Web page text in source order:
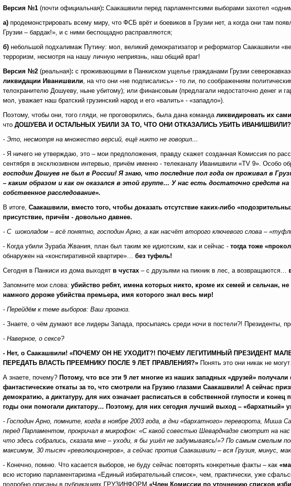
Версия №1 (почти официальная): Саакашвили перед парламентскими выборами захотел
а) продемонстрировать всему миру, что ФСБ врёт и боевиков в Грузии нет, а когда они там
Грузии – бардак!», и с ними беспощадно расправляются;
б) небольшой подхалимаж Путину: мол, великий демократизатор и реформатор Саакашвили
терроризм, несмотря на нашу личную неприязнь, наш общий враг!
Версия №2 (реальная): с проживающими в Панкиском ущелье гражданами Грузии
ликвидации Иванишвили, на что они «не подписались» - то ли, по соображениям
телохранителю Дошуеву, ныне убитому); или финансовым (предлагали недостаточно денег и
мол, уважает наш братский грузинский народ и его «валить» - «западло»).
Поэтому, чтобы они, того гляди, не проговорились, была дана команда ликвидировать их
что ДОШУЕВА И ОСТАЛЬНЫХ УБИЛИ ЗА ТО, ЧТО ОНИ ОТКАЗАЛИСЬ УБИТЬ
- Это, несмотря на множество версий, ещё никто не говорил…
- Я ничего не утверждаю, это – мои предположения, правду скажет созданная Комиссия по
сентября в эксклюзивном интервью, причём именно - телеканалу Иванишвили «TV 9». Особо
господин Дошуев не был в России! Я знаю, что последние пол года он проживал в
– каким образом и как он оказался в этой группе… У нас есть достаточно средств
собственное расследование».
В итоге, Саакашвили, вместо того, чтобы доказать отсутствие каких-либо
присутствие, причём - довольно давнее.
- С шоколадом – всё понятно, господин Арно, а как насчёт второго ключевого слова –
- Когда убили Зураба Жвания, план был таким же идиотским, как и сейчас - тогда тоже
обнаружен на «конспиративной квартире»… без туфель!
Сегодня в Панкиси из дома выходят в чустах – с друзьями на пикник в лес, а возвращаются…
Запомните мои слова: убийство ребят, имена которых никто, кроме их семей и сельчан,
намного дороже убийства премьера, имя которого знал весь мир!
- Перейдём к теме выборов: Ваш прогноз.
- Знаете, о чём думают все лидеры Запада, просыпаясь среди ночи в постели?! Президенты,
- Наверное, о сексе?
- Нет, о Саакашвили! «ПОЧЕМУ ОН НЕ УХОДИТ?! ПОЧЕМУ ЛЕГИТИМНЫЙ ПРЕЗИДЕНТ
ПЕРЕДАТЬ ВЛАСТЬ ПРЕЕМНИКУ ПОСЛЕ 9 ЛЕТ ПРАВЛЕНИЯ?» Понять это они никак не
А знаете, почему? Потому, что все эти 9 лет многие из наших западных «друзей»
фантастические откаты за то, что смотрели на Грузию глазами Саакашвили! А сейчас
демократию, а диктатуру, для них означает расписаться в собственной глупости и
годы они помогали диктатору… Поэтому, для них сегодня лучший выход – «бархатный»
- Господин Арно, помните, когда в ноябре 2003 года, в дни «бархатного» переворота, Миша
перед Парламентом, прокричал в микрофон: «С какой совестью Шеварднадзе смотрит на
что здесь собрались, сказала мне – уходи, я бы ушёл не задумываясь!»? По самым смелым
максимум, 30 тысяч «революционеров», а сейчас против Саакашвили – вся Грузия, минус,
- Конечно, помню. Что касается выборов, не буду сейчас повторять конкретные факты – как
всю историю парламентаризма «Единый избирательный список», чем, практически, уже
подробно описаны в публикациях ГРУЗИНФОРМ «Член Комиссии по уточнению списков